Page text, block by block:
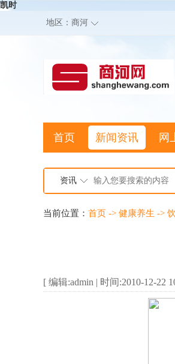
凯时
地区： 商河
首页 新闻资讯 网
资讯
当前位置： 首页 -> 健康养生 ->
[ 编辑:admin | 时间:2010-12-22